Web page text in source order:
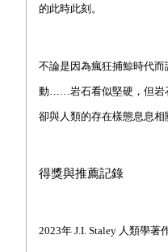
的此時此刻。
不論是因為瘋狂捕鯨時代
動……岩石看似堅硬，但岩
卻與人類的存在樣態息息相
得獎與推薦記錄
2023年 J.I. Staley 人類學著